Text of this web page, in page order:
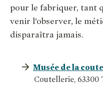
pour le fabriquer, tant
venir l’observer, le
disparaîtra jamais.
Musée de la
Coutellerie, 63300